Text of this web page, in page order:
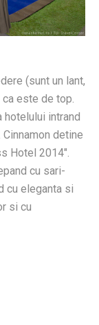
(sunt un lant,
ca este de top.
hotelului intrand
detine
Hotel 2014″.
cu sari-
cu eleganta si
si cu